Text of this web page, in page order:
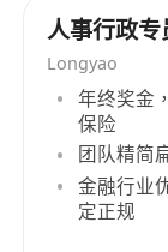
人事行政
Longyao
年终奖金
保险
团队精简
金融行业
定正规